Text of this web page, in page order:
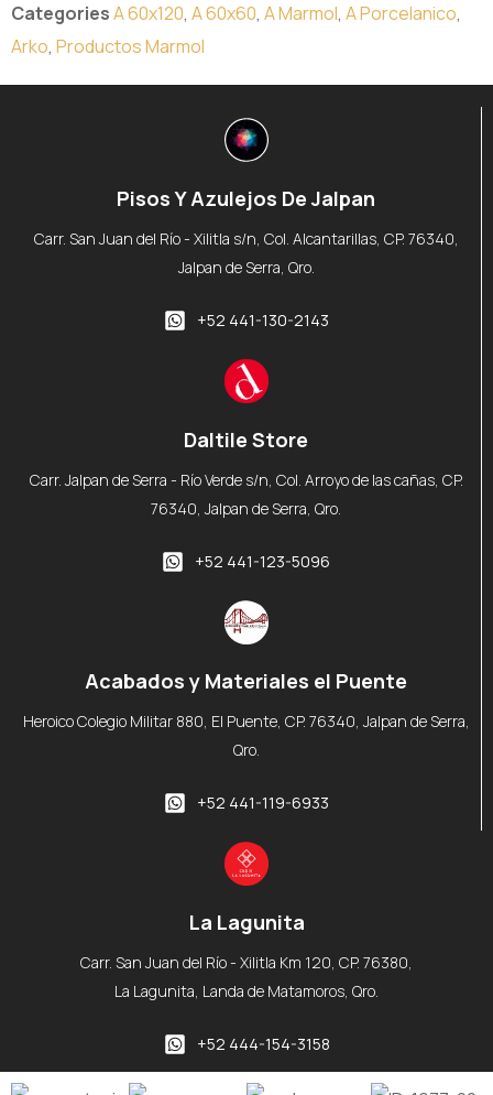
CategoriesA 60x120, A 60x60, A Marmol, A Porcelanico,
Arko, Productos Marmol
Pisos Y Azulejos De Jalpan
Carr. San Juan del Río - Xilitla s/n, Col. Alcantarillas, CP. 76340,
Jalpan de Serra, Qro.
+52 441-130-2143
Daltile Store
Carr. Jalpan de Serra - Río Verde s/n, Col. Arroyo de las cañas, CP.
76340, Jalpan de Serra, Qro.
+52 441-123-5096
Acabados y Materiales el Puente
Heroico Colegio Militar 880, El Puente, CP. 76340, Jalpan de Serra,
Qro.
+52 441-119-6933
La Lagunita
Carr. San Juan del Río - Xilitla Km 120, CP. 76380,
La Lagunita, Landa de Matamoros, Qro.
+52 444-154-3158